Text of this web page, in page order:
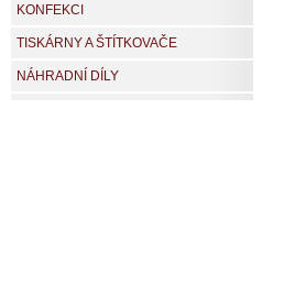
KONFEKCI
TISKÁRNY A ŠTÍTKOVAČE
NÁHRADNÍ DÍLY